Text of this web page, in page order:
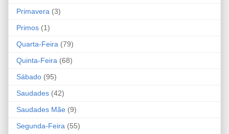
Primavera (3)
Primos (1)
Quarta-Feira (79)
Quinta-Feira (68)
Sábado (95)
Saudades (42)
Saudades Mãe (9)
Segunda-Feira (55)